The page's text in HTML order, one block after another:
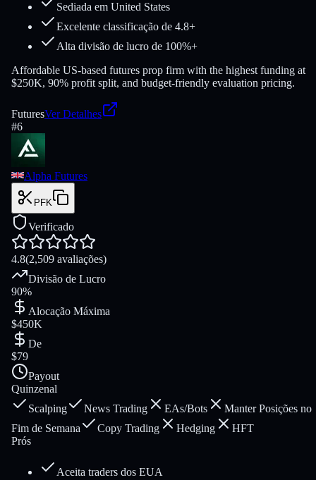
Sediada em United States
Excelente classificação de 4.8+
Alta divisão de lucro de 100%+
Affordable US-based futures prop firm with the highest funding at
$250K, 90% profit split, and budget-friendly evaluation pricing.
FuturesVer Detalhes
#6
Alpha Futures
PFK
Verificado
4.8(2,509 avaliações)
Divisão de Lucro
90%
Alocação Máxima
$450K
De
$79
Payout
Quinzenal
Scalping
News Trading EAs/Bots
Manter Posições no
Fim de Semana
Copy Trading Hedging
HFT
Prós
Aceita traders dos EUA